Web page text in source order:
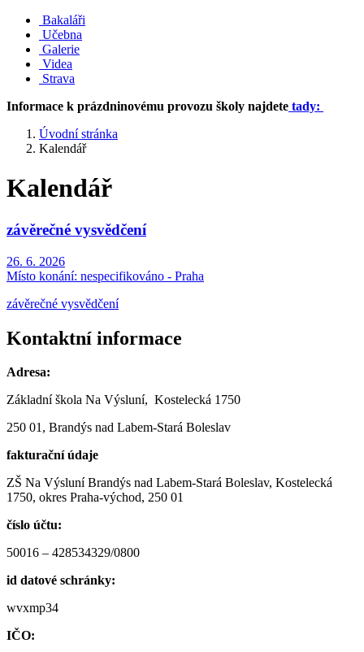
Bakaláři
Učebna
Galerie
Videa
Strava
Informace k prázdninovému provozu školy najdete tady:
Úvodní stránka
Kalendář
Kalendář
závěrečné vysvědčení
26. 6. 2026
Místo konání: nespecifikováno - Praha
závěrečné vysvědčení
Kontaktní informace
Adresa:
Základní škola Na Výsluní, Kostelecká 1750
250 01, Brandýs nad Labem-Stará Boleslav
fakturační údaje
ZŠ Na Výsluní Brandýs nad Labem-Stará Boleslav, Kostelecká
1750, okres Praha-východ, 250 01
číslo účtu:
50016 – 428534329/0800
id datové schránky:
wvxmp34
IČO: